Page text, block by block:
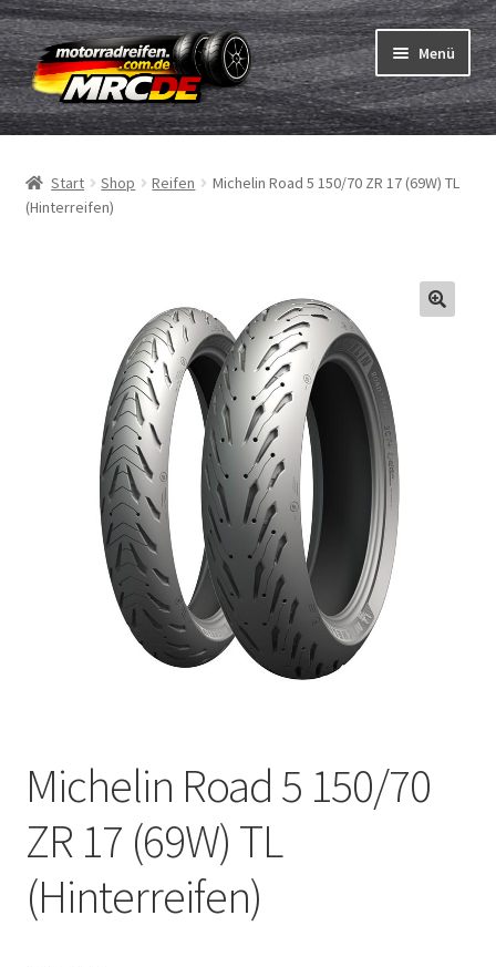
Zur
Navigation
springen
Zum
Inhalt
springen
Menü
Reifen
Schläuche
Start Shop Reifen
Michelin Road 5 150/70 ZR 17 (69W) TL
(Hinterreifen)
Michelin Road 5 150/70
ZR 17 (69W) TL
(Hinterreifen)